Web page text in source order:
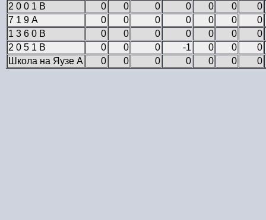
2 0 0 1 В
0 0 0 0 0 0
0
7 1 9 А
0 0 0 0 0 0
0
1 3 6 0 В
0 0 0 0 0 0
0
2 0 5 1 В
0 0 0 -1 0 0
0
Школа на Яузе А
0 0 0 0 0 0 0